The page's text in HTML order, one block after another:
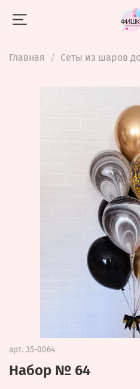
Главная Сеты из шаров
арт. 35-0064
Набор № 64